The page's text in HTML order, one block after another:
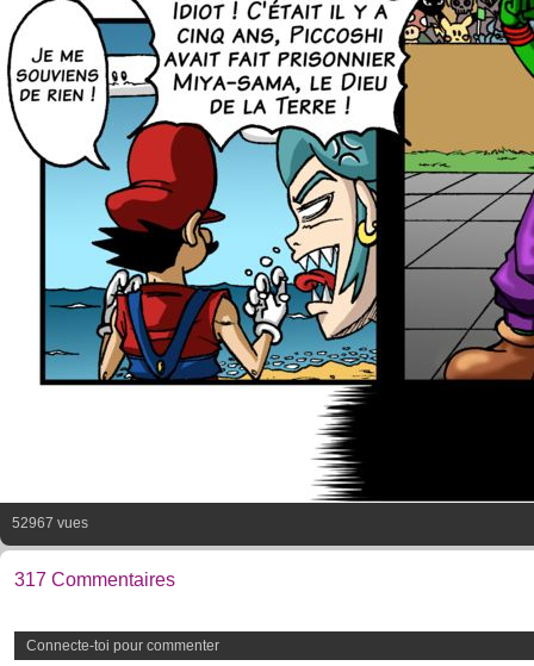
52967 vues
317 Commentaires
Connecte-toi pour commenter